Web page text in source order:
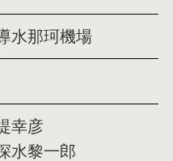
水那珂機場
幸彦
水黎一郎